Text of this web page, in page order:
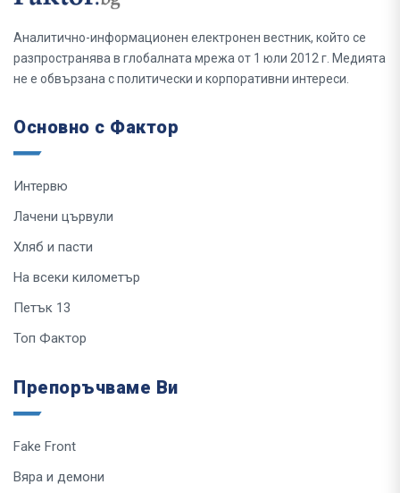
Аналитично-информационен електронен вестник, който се
разпространява в глобалната мрежа от 1 юли 2012 г. Медията
не е обвързана с политически и корпоративни интереси.
Основно с Фактор
Интервю
Лачени цървули
Хляб и пасти
На всеки километър
Петък 13
Топ Фактор
Препоръчваме Ви
Fake Front
Вяра и демони